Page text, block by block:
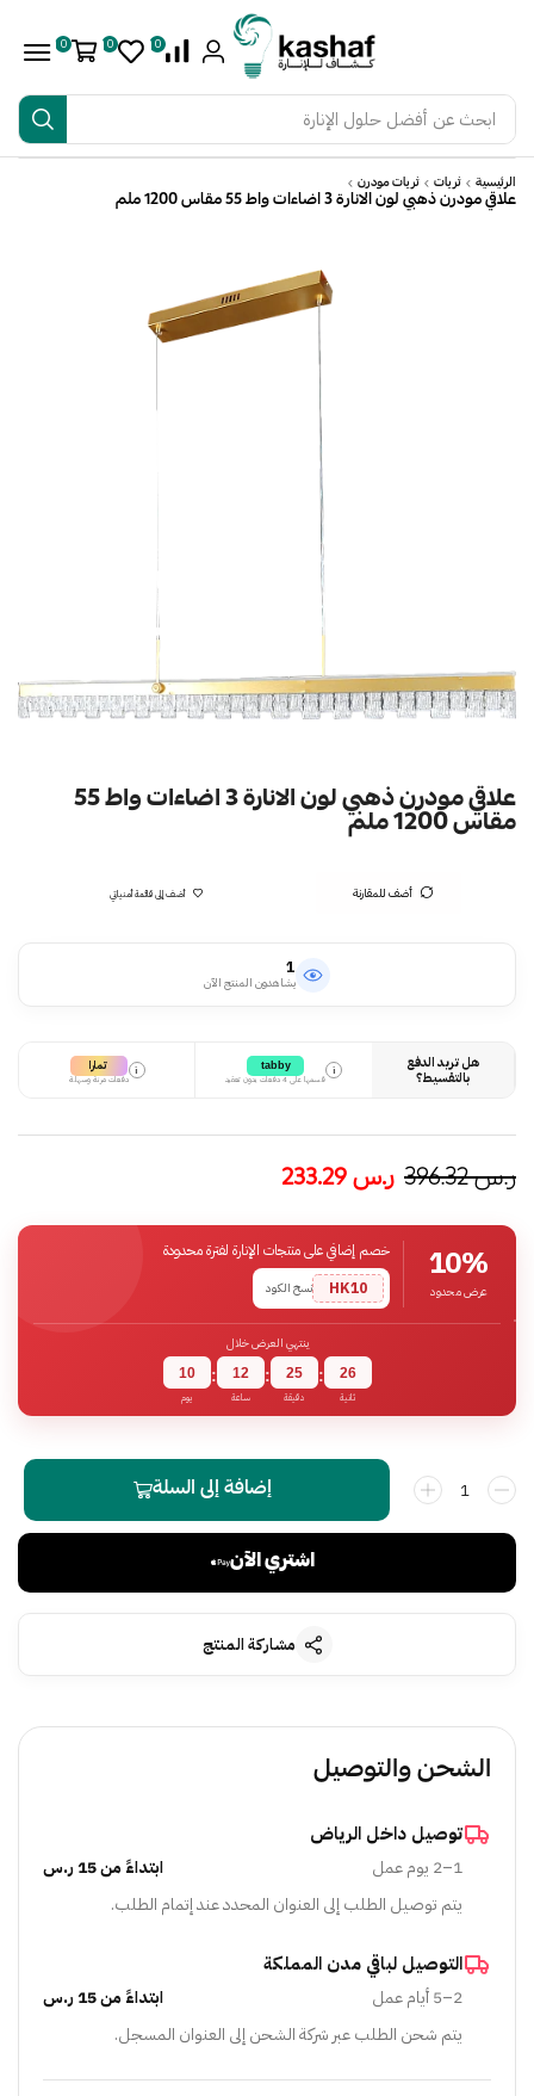
ابحث عن أفضل حلول الإنارة
0
0
0
الرئيسية ثريات ثريات مودرن
علاقي مودرن ذهبي لون الانارة 3 اضاءات واط 55 مقاس 1200 ملم
علاقي مودرن ذهبي لون الانارة 3 اضاءات واط 55
مقاس 1200 ملم
أضف للمقارنة أضف إلى قائمة أمنياتي
1
يشاهدون المنتج الآن
هل تريد الدفع
بالتقسيط؟
i
tabby
قسمها على 4 دفعات بدون تعقيد
i تمارا
دفعات مرنة وسهلة
ر.س396.32 ر.س
10%
عرض محدود
خصم إضافي على منتجات الإنارة لفترة محدودة
HK10
نسخ الكود
ينتهي العرض خلال
10
يوم
: 12
ساعة
: 25
دقيقة
: 26
ثانية
إضافة إلى السلة
اشتري الآن
مشاركة المنتج
الشحن والتوصيل
توصيل داخل الرياض
1–2 يوم عمل
ابتداءً من 15 ر.س
يتم توصيل الطلب إلى العنوان المحدد عند إتمام الطلب.
التوصيل لباقي مدن المملكة
2–5 أيام عمل
ابتداءً من 15 ر.س
يتم شحن الطلب عبر شركة الشحن إلى العنوان المسجل.